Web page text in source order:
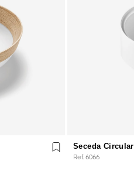
Seceda Circular
Ref. 6066